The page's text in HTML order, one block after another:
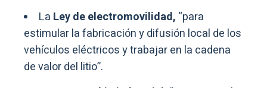
La Ley de electromovilidad, “para
estimular la fabricación y difusión local de los
vehículos eléctricos y trabajar en la cadena
de valor del litio”.